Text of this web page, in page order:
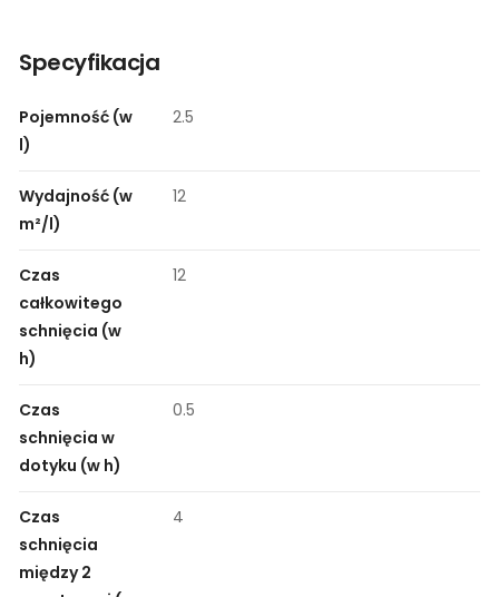
Specyfikacja
Pojemność (w
l)
2.5
Wydajność (w
m²/l)
12
Czas
całkowitego
schnięcia (w
h)
12
Czas
schnięcia w
dotyku (w h)
0.5
Czas
schnięcia
między 2
4